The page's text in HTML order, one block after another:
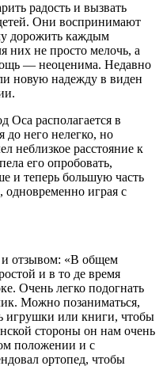
радость и вызвать
Они воспринимают
дорожить каждым
не просто мелочь, а
— неоценима. Недавно
новую надежду в виден
Оса располагается в
до него нелегко, но
неблизкое расстояние к
его опробовать,
и теперь большую часть
играя с
и отзывом: «В общем
и в то де время
Очень легко подогнать
Можно позаниматься,
игрушки или книги, чтобы
стороны он нам очень
положении и с
ортопед, чтобы